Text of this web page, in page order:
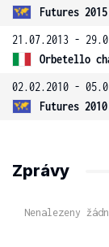
Futures 2015
21.07.2013 -
Orbetello
02.02.2010 -
Futures 2010
Zprávy
Nenalezeny